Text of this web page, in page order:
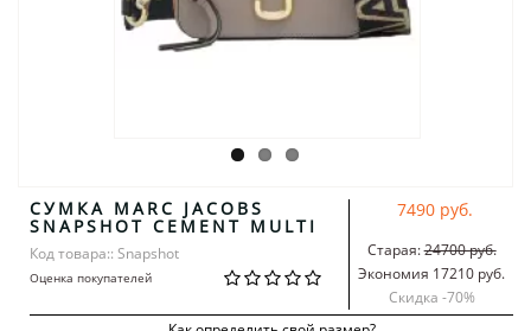
СУМКА MARC JACOBS
SNAPSHOT CEMENT MULTI
Код товара:: Snapshot
Оценка покупателей
7490 руб.
Старая:24700 руб.
Экономия 17210 руб.
Скидка -70%